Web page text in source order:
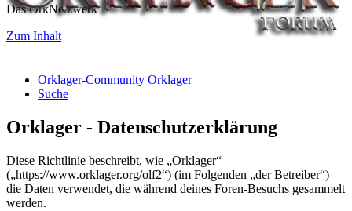
Das OrkNetzwerk
Zum Inhalt
Orklager-Community Orklager
Suche
Orklager - Datenschutzerklärung
Diese Richtlinie beschreibt, wie „Orklager“
(„https://www.orklager.org/olf2“) (im Folgenden „der Betreiber“)
die Daten verwendet, die während deines Foren-Besuchs gesammelt
werden.